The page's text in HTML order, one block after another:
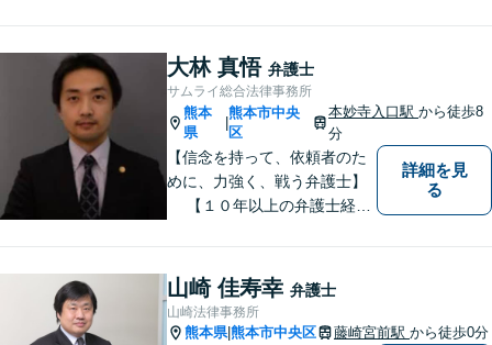
用】証拠集めから手厚くサポ
ート。企業からのご相談も承
ります【交通事故】弁護士費
用特約の利用可【夜間・休日
面談可】
大林 真悟 弁護士
サムライ総合法律事務所
熊本
県
|
熊本市中央
区
本妙寺入口駅から徒歩8
分
【信念を持って、依頼者のた
めに、力強く、戦う弁護士】
【１０年以上の弁護士経
等の男女トラブル、③顧問弁
護の３つの分野に力を注ぐ弁
護士】
詳細を見
る
山崎 佳寿幸 弁護士
山崎法律事務所
熊本県|熊本市中央区 藤崎宮前駅 から徒歩0分